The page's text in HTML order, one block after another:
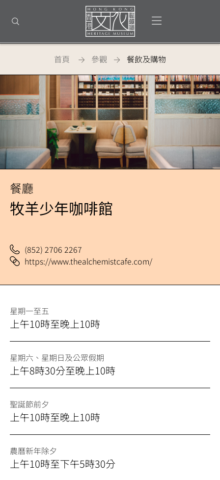
部
打開搜尋
首
打開選單
首頁 參觀 餐飲及購物
港
文
博
物
館
飲
及
餐廳
牧羊少年咖啡館
(852) 2706 2267
https://www.thealchemistcafe.com/
星期一至五
上午10時至晚上10時
星期六、星期日及公眾假期
上午8時30分至晚上10時
聖誕節前夕
上午10時至晚上10時
農曆新年除夕
上午10時至下午5時30分